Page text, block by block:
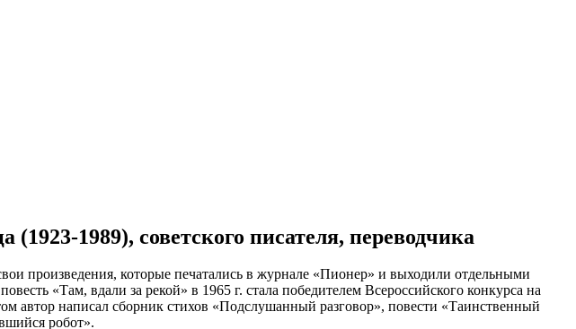
1989), советского писателя, переводчика
произведения, которые печатались в журнале «Пионер» и выходили отдельными
«Там, вдали за рекой» в 1965 г. стала победителем Всероссийского конкурса на
автор написал сборник стихов «Подслушанный разговор», повести «Таинственный
робот».